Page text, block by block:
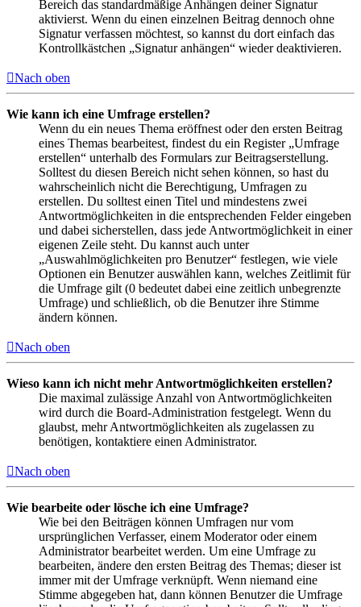
Bereich das standardmäßige Anhängen deiner Signatur
aktivierst. Wenn du einen einzelnen Beitrag dennoch ohne
Signatur verfassen möchtest, so kannst du dort einfach das
Kontrollkästchen „Signatur anhängen“ wieder deaktivieren.
Nach oben
Wie kann ich eine Umfrage erstellen?
Wenn du ein neues Thema eröffnest oder den ersten Beitrag
eines Themas bearbeitest, findest du ein Register „Umfrage
erstellen“ unterhalb des Formulars zur Beitragserstellung.
Solltest du diesen Bereich nicht sehen können, so hast du
wahrscheinlich nicht die Berechtigung, Umfragen zu
erstellen. Du solltest einen Titel und mindestens zwei
Antwortmöglichkeiten in die entsprechenden Felder eingeben
und dabei sicherstellen, dass jede Antwortmöglichkeit in einer
eigenen Zeile steht. Du kannst auch unter
„Auswahlmöglichkeiten pro Benutzer“ festlegen, wie viele
Optionen ein Benutzer auswählen kann, welches Zeitlimit für
die Umfrage gilt (0 bedeutet dabei eine zeitlich unbegrenzte
Umfrage) und schließlich, ob die Benutzer ihre Stimme
ändern können.
Nach oben
Wieso kann ich nicht mehr Antwortmöglichkeiten erstellen?
Die maximal zulässige Anzahl von Antwortmöglichkeiten
wird durch die Board-Administration festgelegt. Wenn du
glaubst, mehr Antwortmöglichkeiten als zugelassen zu
benötigen, kontaktiere einen Administrator.
Nach oben
Wie bearbeite oder lösche ich eine Umfrage?
Wie bei den Beiträgen können Umfragen nur vom
ursprünglichen Verfasser, einem Moderator oder einem
Administrator bearbeitet werden. Um eine Umfrage zu
bearbeiten, ändere den ersten Beitrag des Themas; dieser ist
immer mit der Umfrage verknüpft. Wenn niemand eine
Stimme abgegeben hat, dann können Benutzer die Umfrage